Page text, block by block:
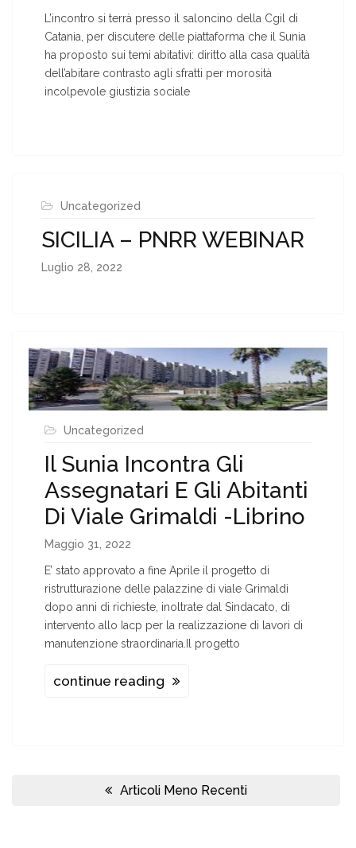
L’incontro si terrà presso il saloncino della Cgil di
Catania, per discutere delle piattaforma che il Sunia
ha proposto sui temi abitativi: diritto alla casa qualità
dell’abitare contrasto agli sfratti per morosità
incolpevole giustizia sociale
Uncategorized
SICILIA – PNRR WEBINAR
Luglio 28, 2022
Uncategorized
Il Sunia Incontra Gli
Assegnatari E Gli Abitanti
Di Viale Grimaldi -Librino
Maggio 31, 2022
E’ stato approvato a fine Aprile il progetto di
ristrutturazione delle palazzine di viale Grimaldi
dopo anni di richieste, inoltrate dal Sindacato, di
intervento allo Iacp per la realizzazione di lavori di
manutenzione straordinaria.Il progetto
continue reading
Articoli Meno Recenti